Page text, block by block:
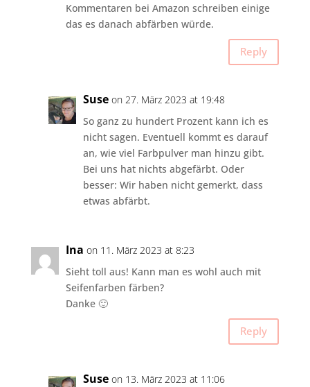
Kommentaren bei Amazon schreiben einige
das es danach abfärben würde.
Reply
Suse on 27. März 2023 at 19:48
So ganz zu hundert Prozent kann ich es
nicht sagen. Eventuell kommt es darauf
an, wie viel Farbpulver man hinzu gibt.
Bei uns hat nichts abgefärbt. Oder
besser: Wir haben nicht gemerkt, dass
etwas abfärbt.
Ina on 11. März 2023 at 8:23
Sieht toll aus! Kann man es wohl auch mit
Seifenfarben färben?
Danke 🙂
Reply
Suse on 13. März 2023 at 11:06